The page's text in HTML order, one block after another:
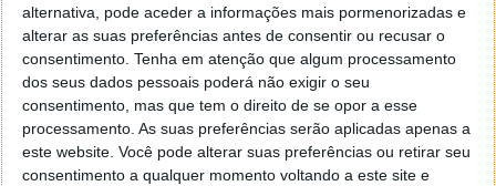
alternativa, pode aceder a informações mais pormenorizadas e
alterar as suas preferências antes de consentir ou recusar o
consentimento. Tenha em atenção que algum processamento
dos seus dados pessoais poderá não exigir o seu
consentimento, mas que tem o direito de se opor a esse
processamento. As suas preferências serão aplicadas apenas a
este website. Você pode alterar suas preferências ou retirar seu
consentimento a qualquer momento voltando a este site e
Vítor M.
7 de Novembro de 2005 às 11:21
@Rui
Tens de encontrar o que te falei. Faz da seguinte maneira,
janela iniciar e no topo dessa janela com o botão direito do
rato faz propriedades. Depois no separador Menu ‘Iniciar’
clica no botão ‘Personalizar’ aí encontrarás no separador
geral a opção para escolheres o Browser com que queres